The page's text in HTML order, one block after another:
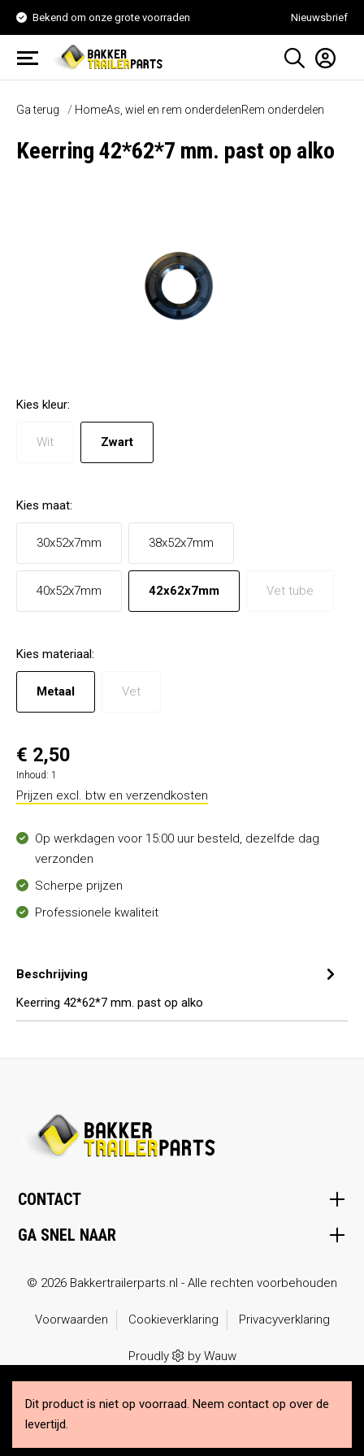
Bekend om onze grote voorraden Nieuwsbrief
Ga terug HomeAs, wiel en rem onderdelenRem onderdelen
Keerring 42*62*7 mm. past op alko
Kies kleur:
Wit Zwart
Kies maat:
30x52x7mm 38x52x7mm
40x52x7mm 42x62x7mm Vet tube
Kies materiaal:
Metaal Vet
€ 2,50
Inhoud: 1
Prijzen excl. btw en verzendkosten
Dit product is niet op voorraad. Neem contact op over de
levertijd.
Op werkdagen voor 15:00 uur besteld, dezelfde dag
verzonden
Scherpe prijzen
Professionele kwaliteit
Beschrijving
Keerring 42*62*7 mm. past op alko
CONTACT
GA SNEL NAAR
© 2026 Bakkertrailerparts.nl - Alle rechten voorbehouden
Voorwaarden Cookieverklaring Privacyverklaring
Proudly by Wauw